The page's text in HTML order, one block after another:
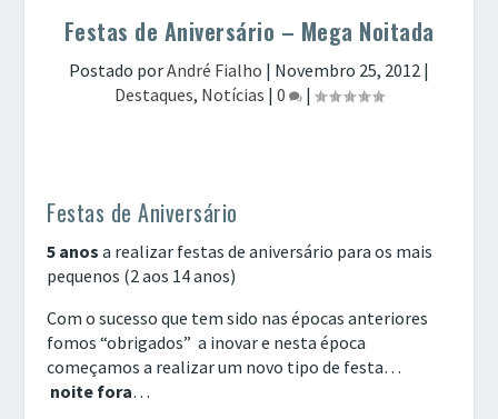
Festas de Aniversário – Mega Noitada
Postado porAndré Fialho | Novembro 25, 2012 |
Destaques, Notícias | 0 |
Festas de Aniversário
5 anos a realizar festas de aniversário para os mais
pequenos (2 aos 14 anos)
Com o sucesso que tem sido nas épocas anteriores
fomos “obrigados” a inovar e nesta época
começamos a realizar um novo tipo de festa…
noite fora…